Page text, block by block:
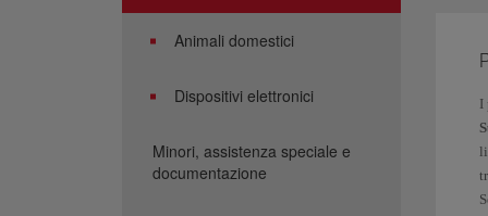
I
Animali domestici
Dispositivi elettronici
Minori, assistenza speciale e
documentazione